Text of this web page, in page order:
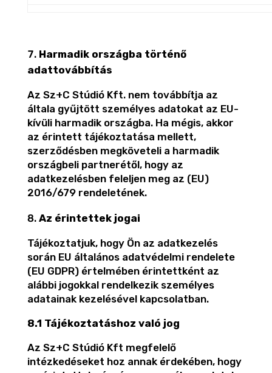
Harmadik országba történő
adattovábbítás
Az Sz+C Stúdió Kft. nem továbbítja az
általa gyűjtött személyes adatokat az EU-
kívüli harmadik országba. Ha mégis, akkor
az érintett tájékoztatása mellett,
szerződésben megköveteli a harmadik
országbeli partnerétől, hogy az
adatkezelésben feleljen meg az (EU)
2016/679 rendeletének.
Az érintettek jogai
Tájékoztatjuk, hogy Ön az adatkezelés
során EU általános adatvédelmi rendelete
(EU GDPR) értelmében érintettként az
alábbi jogokkal rendelkezik személyes
adatainak kezelésével kapcsolatban.
8.1 Tájékoztatáshoz való jog
Az Sz+C Stúdió Kft megfelelő
intézkedéseket hoz annak érdekében, hogy